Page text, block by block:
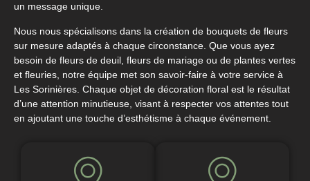
un message unique.
Nous nous spécialisons dans la création de bouquets de fleurs
sur mesure adaptés à chaque circonstance. Que vous ayez
besoin de fleurs de deuil, fleurs de mariage ou de plantes vertes
et fleuries, notre équipe met son savoir-faire à votre service à
Les Sorinières. Chaque objet de décoration floral est le résultat
d’une attention minutieuse, visant à respecter vos attentes tout
en ajoutant une touche d’esthétisme à chaque événement.